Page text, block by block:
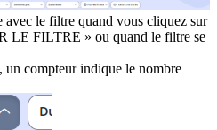
avec le filtre quand vous cliquez sur
LE FILTRE » ou quand le filtre se
un compteur indique le nombre